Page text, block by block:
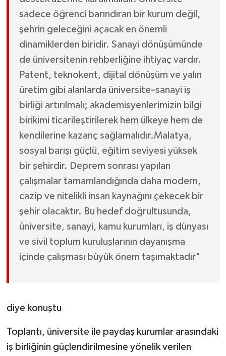
sadece öğrenci barındıran bir kurum değil,
şehrin geleceğini açacak en önemli
dinamiklerden biridir. Sanayi dönüşümünde
de üniversitenin rehberliğine ihtiyaç vardır.
Patent, teknokent, dijital dönüşüm ve yalın
üretim gibi alanlarda üniversite–sanayi iş
birliği artırılmalı; akademisyenlerimizin bilgi
birikimi ticarileştirilerek hem ülkeye hem de
kendilerine kazanç sağlamalıdır.Malatya,
sosyal barışı güçlü, eğitim seviyesi yüksek
bir şehirdir. Deprem sonrası yapılan
çalışmalar tamamlandığında daha modern,
cazip ve nitelikli insan kaynağını çekecek bir
şehir olacaktır. Bu hedef doğrultusunda,
üniversite, sanayi, kamu kurumları, iş dünyası
ve sivil toplum kuruluşlarının dayanışma
içinde çalışması büyük önem taşımaktadır"
diye konuştu
Toplantı, üniversite ile paydaş kurumlar arasındaki
iş birliğinin güçlendirilmesine yönelik verilen